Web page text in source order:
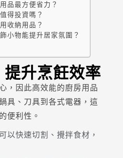
品最方便省力？
得投資嗎？
收納用品？
小物能提升居家氛圍？
升烹飪效率
，因此高效能的廚房用品
具、刀具到各式電器，這
便利性。
可以快速切割、攪拌食材，